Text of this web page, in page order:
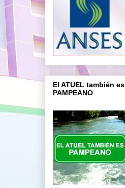
El ATUEL también es
PAMPEANO